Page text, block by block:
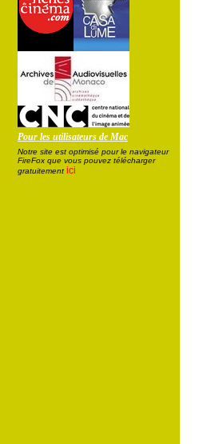
Pour les utilisateurs de Mac
Notre site est optimisé pour le navigateur
FireFox que vous pouvez télécharger
gratuitement ici